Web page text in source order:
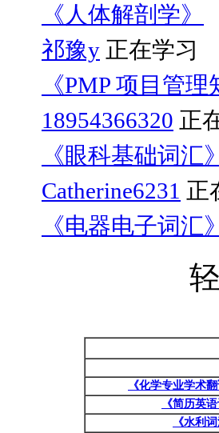
《人体解剖学》
祁豫y 正在学习
《PMP 项目管
18954366320 正
《眼科基础词汇》
Catherine6231 正
《电器电子词汇》
《化学专业学术
《简历英语
《水利词